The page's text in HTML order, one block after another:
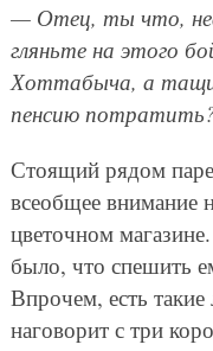
— Отец, ты что,
гляньте на этого
Хоттабыча, а
пенсию
Стоящий рядом
всеобщее внимание
цветочном
было, что спешить
Впрочем, есть
наговорит с три